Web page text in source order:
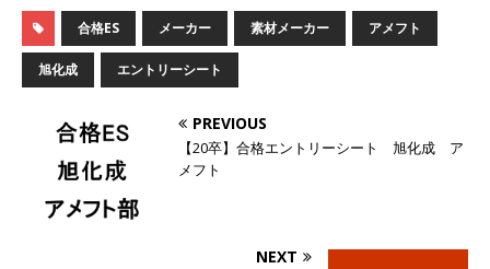
ーゴー
体育会積極採用企業
[ 2026年5月14日 ]
り速く、高い成長を求める人には超魅力的な挑戦
環境!! ｜ 日本で初めてインターネット広告事業を
体育会積極採用企業
合格ES メーカー 素材メーカー アメフト
旭化成 エントリーシート
PREVIOUS
【20卒】合格エントリーシート 旭化成 ア
メフト
NEXT